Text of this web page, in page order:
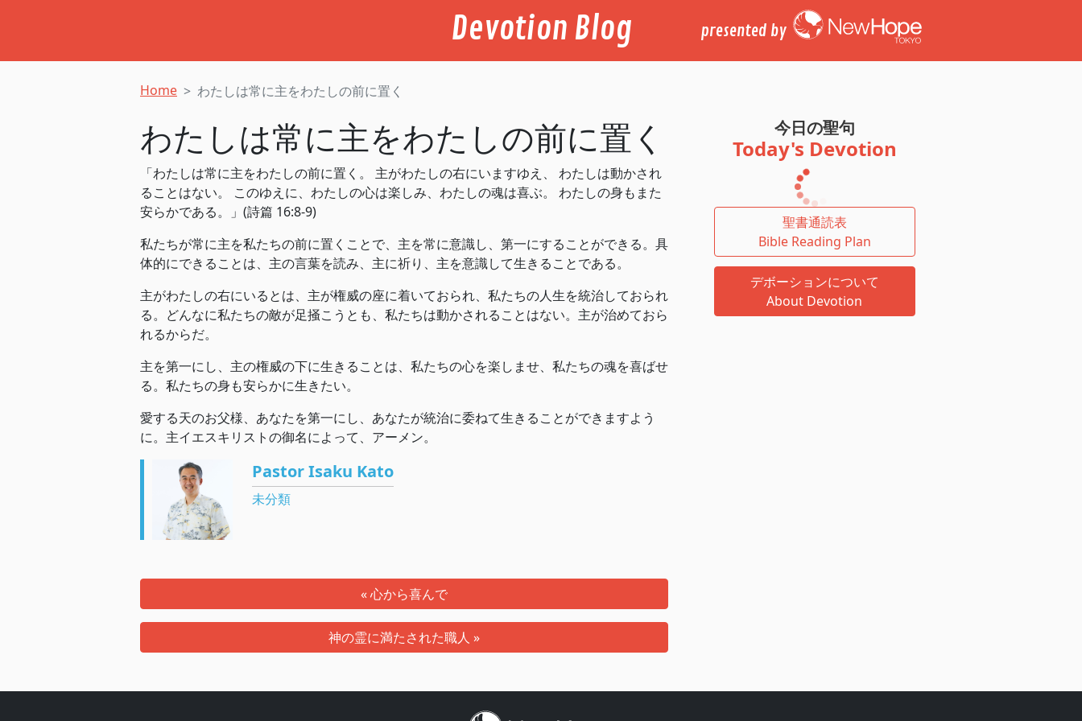
Devotion Blog presented by
Home わたしは常に主をわたしの前に置く
わたしは常に主をわたしの前に置く
「わたしは常に主をわたしの前に置く。 主がわたしの右にいますゆえ、 わたしは動かされ
ることはない。 このゆえに、わたしの心は楽しみ、わたしの魂は喜ぶ。 わたしの身もまた
安らかである。」(詩篇 16:8-9)
私たちが常に主を私たちの前に置くことで、主を常に意識し、第一にすることができる。具
体的にできることは、主の言葉を読み、主に祈り、主を意識して生きることである。
主がわたしの右にいるとは、主が権威の座に着いておられ、私たちの人生を統治しておられ
る。どんなに私たちの敵が足掻こうとも、私たちは動かされることはない。主が治めておら
れるからだ。
主を第一にし、主の権威の下に生きることは、私たちの心を楽しませ、私たちの魂を喜ばせ
る。私たちの身も安らかに生きたい。
愛する天のお父様、あなたを第一にし、あなたが統治に委ねて生きることができますよう
に。主イエスキリストの御名によって、アーメン。
Pastor Isaku Kato
未分類
« 心から喜んで
神の霊に満たされた職人 »
今日の聖句
Today's Devotion
聖書通読表
Bible Reading Plan
デボーションについて
About Devotion